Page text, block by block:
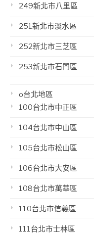
249新北市八里區
251新北市淡水區
252新北市三芝區
253新北市石門區
o台北地區
100台北市中正區
104台北市中山區
105台北市松山區
106台北市大安區
108台北市萬華區
110台北市信義區
111台北市士林區